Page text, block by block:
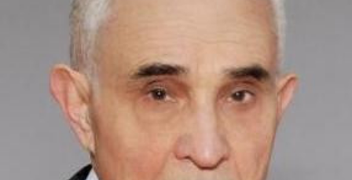
СТРУКТУРА
Президія НАН України
Апарат Президії
Секція фізико-технічних і математичних
Секція хімічних і біологічних наук